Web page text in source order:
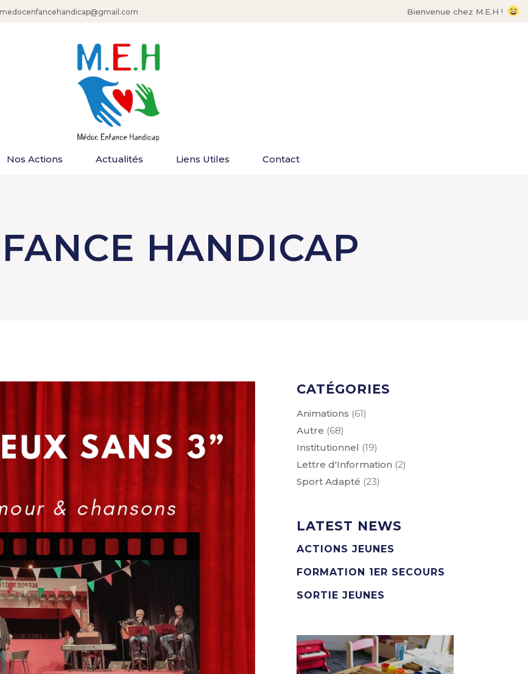
medocenfancehandicap@gmail.com Bienvenue chez M.E.H !
Nos Actions Actualités Liens Utiles Contact
HANDICAP
CATÉGORIES
Animations (61)
Autre (68)
Institutionnel (19)
Lettre d'Information (2)
Sport Adapté (23)
LATEST NEWS
ACTIONS JEUNES
FORMATION 1ER SECOURS
SORTIE JEUNES